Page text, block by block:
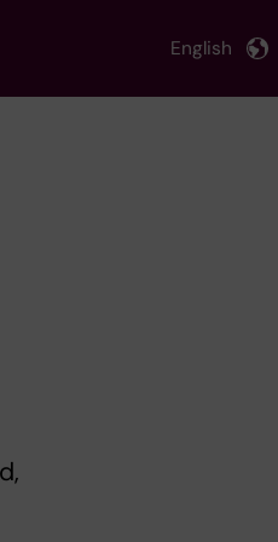
English